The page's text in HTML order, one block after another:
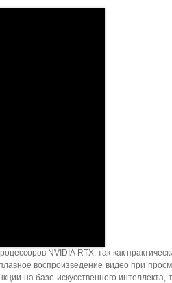
NVIDIA RTX, так как
воспроизведение видео при
на базе искусственного интеллекта,